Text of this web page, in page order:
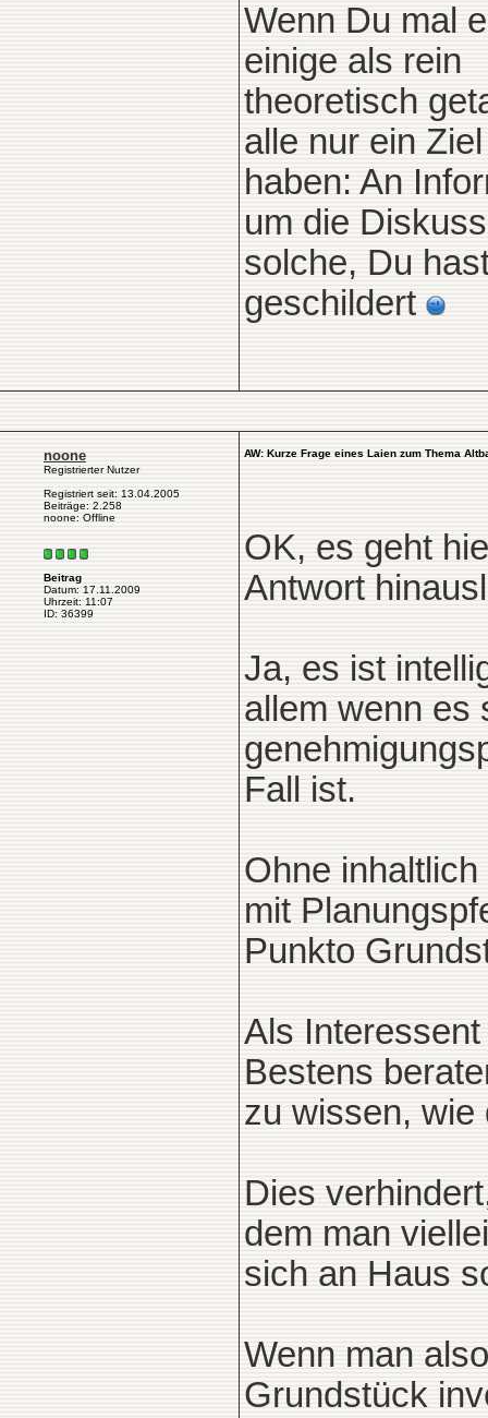
Wenn Du mal
einige als rein
theoretisch
alle nur ein Ziel
haben: An
um die
solche, Du
geschildert
noone
Registrierter Nutzer
Registriert seit: 13.04.2005
Beiträge: 2.258
noone: Offline
Beitrag
Datum: 17.11.2009
Uhrzeit: 11:07
ID: 36399
AW: Kurze Frage eines Laien zum Thema
OK, es geht
Antwort
Ja, es ist
allem wenn es
Fall ist.
Ohne
mit
Punkto
Als
Bestens
zu wissen, wie
Dies
dem man
sich an Haus
Wenn man
Grundstück